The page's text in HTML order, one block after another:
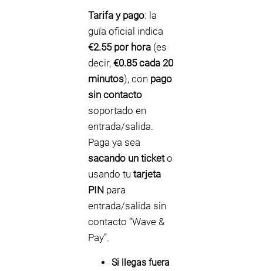
Tarifa y pago: la
guía oficial indica
€2.55 por hora (es
decir, €0.85 cada 20
minutos), con pago
sin contacto
soportado en
entrada/salida.
Paga ya sea
sacando un ticketo
usando tu tarjeta
PIN para
entrada/salida sin
contacto “Wave &
Pay”.
Si llegas fuera